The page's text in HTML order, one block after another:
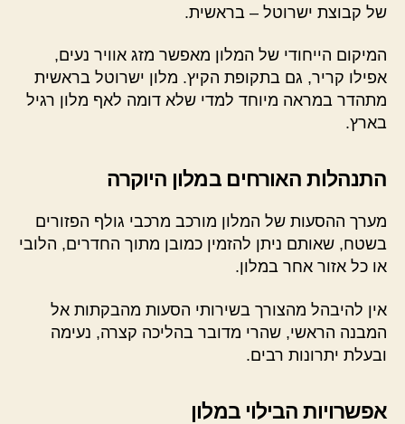
של קבוצת ישרוטל – בראשית.
המיקום הייחודי של המלון מאפשר מזג אוויר נעים,
אפילו קריר, גם בתקופת הקיץ. מלון ישרוטל בראשית
מתהדר במראה מיוחד למדי שלא דומה לאף מלון רגיל
בארץ.
התנהלות האורחים במלון היוקרה
מערך ההסעות של המלון מורכב מרכבי גולף הפזורים
בשטח, שאותם ניתן להזמין כמובן מתוך החדרים, הלובי
או כל אזור אחר במלון.
אין להיבהל מהצורך בשירותי הסעות מהבקתות אל
המבנה הראשי, שהרי מדובר בהליכה קצרה, נעימה
ובעלת יתרונות רבים.
אפשרויות הבילוי במלון